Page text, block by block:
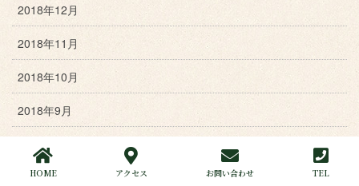
2018年12月
2018年11月
2018年10月
2018年9月
2018年7月
HOME アクセス お問い合わせ TEL